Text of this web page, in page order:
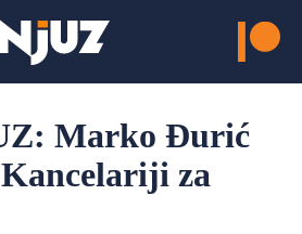
Marko Đurić
za